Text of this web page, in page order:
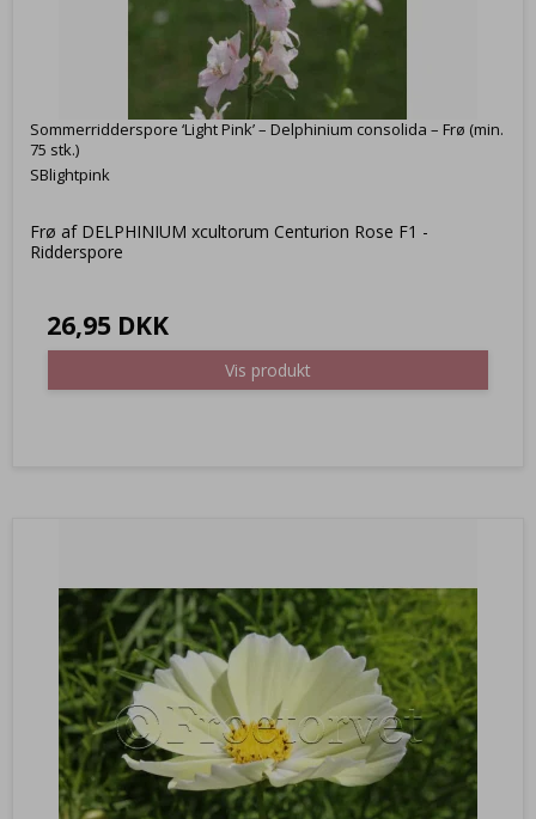
Sommerridderspore ‘Light Pink’ – Delphinium consolida – Frø (min.
75 stk.)
SBlightpink
Frø af DELPHINIUM xcultorum Centurion Rose F1 -
Ridderspore
26,95 DKK
Vis produkt